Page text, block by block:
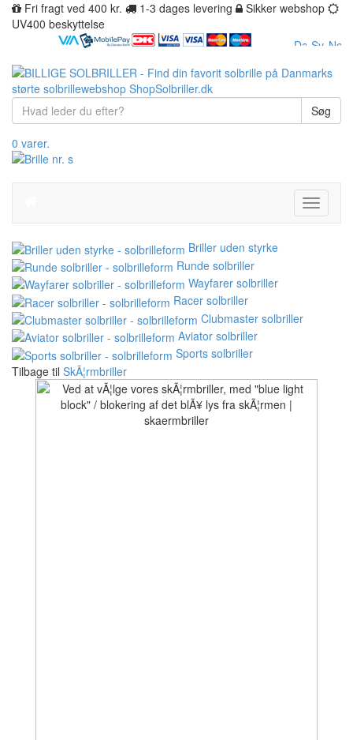
Fri fragt ved 400 kr. 1-3 dages levering
Sikker webshop
UV400 beskyttelse
Søg
0 varer.
Toggle
Briller uden styrke
Runde solbriller
Wayfarer solbriller
Racer solbriller
Clubmaster solbriller
Aviator solbriller
Sports solbriller
Tilbage til SkÃ¦rmbriller